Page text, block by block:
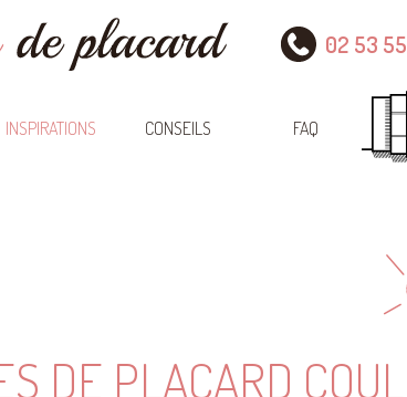
02 53
INSPIRATIONS CONSEILS FAQ
DE PLACARD